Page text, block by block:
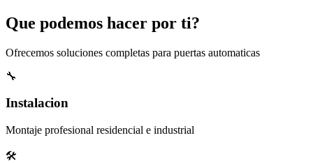
Que podemos hacer por ti?
Ofrecemos soluciones completas para puertas automaticas
🔧
Instalacion
Montaje profesional residencial e industrial
🛠️